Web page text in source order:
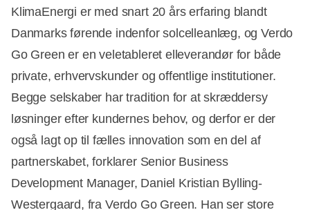
KlimaEnergi er med snart 20 års erfaring blandt
Danmarks førende indenfor solcelleanlæg, og Verdo
Go Green er en veletableret elleverandør for både
private, erhvervskunder og offentlige institutioner.
Begge selskaber har tradition for at skræddersy
løsninger efter kundernes behov, og derfor er der
også lagt op til fælles innovation som en del af
partnerskabet, forklarer Senior Business
Development Manager, Daniel Kristian Bylling-
Westergaard, fra Verdo Go Green. Han ser store